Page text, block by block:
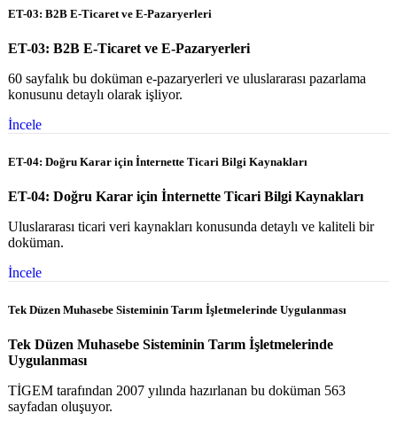
ET-03: B2B E-Ticaret ve E-Pazaryerleri
ET-03: B2B E-Ticaret ve E-Pazaryerleri
60 sayfalık bu doküman e-pazaryerleri ve uluslararası pazarlama
konusunu detaylı olarak işliyor.
İncele
ET-04: Doğru Karar için İnternette Ticari Bilgi Kaynakları
ET-04: Doğru Karar için İnternette Ticari Bilgi Kaynakları
Uluslararası ticari veri kaynakları konusunda detaylı ve kaliteli bir
doküman.
İncele
Tek Düzen Muhasebe Sisteminin Tarım İşletmelerinde Uygulanması
Tek Düzen Muhasebe Sisteminin Tarım İşletmelerinde
Uygulanması
TİGEM tarafından 2007 yılında hazırlanan bu doküman 563
sayfadan oluşuyor.